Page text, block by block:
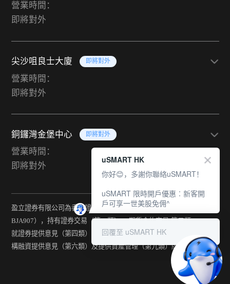
營業時間：
即將對外
尖沙咀良士大廈 即將對外
營業時間：
即將對外
銅鑼灣金堡中心 即將對外
營業時間：
即將對外
盈立證券有限公司為香港證監會持牌法團（中央編號：
BJA907），持有證券交易（第一類） 、期貨合約交易(第二類) 、
就證券提供意見（第四類） 、就期貨合約提供意見(第五類) 、就機
構融資提供意見（第六類）及提供資產管理（第九類）牌照。
uSMART HK
你好😊，多謝你聯絡uSMART！
uSMART 限時開戶優惠︰新客開
戶可享一世美股免佣^
回覆至 uSMART HK